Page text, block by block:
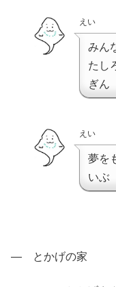
えい
みん
たし
ぎん
えい
夢を
いぶ
― とかげの家